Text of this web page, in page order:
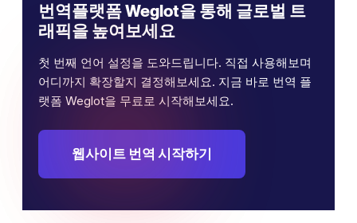
번역플랫폼 Weglot을 통해 글로벌 트
래픽을 높여보세요
첫 번째 언어 설정을 도와드립니다. 직접 사용해보며
어디까지 확장할지 결정해보세요. 지금 바로 번역 플
랫폼 Weglot을 무료로 시작해보세요.
웹사이트 번역 시작하기